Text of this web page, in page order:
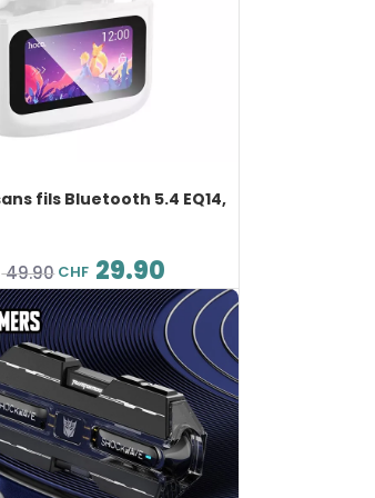
fils Bluetooth 5.4 EQ14,
49.90CHF 29.90